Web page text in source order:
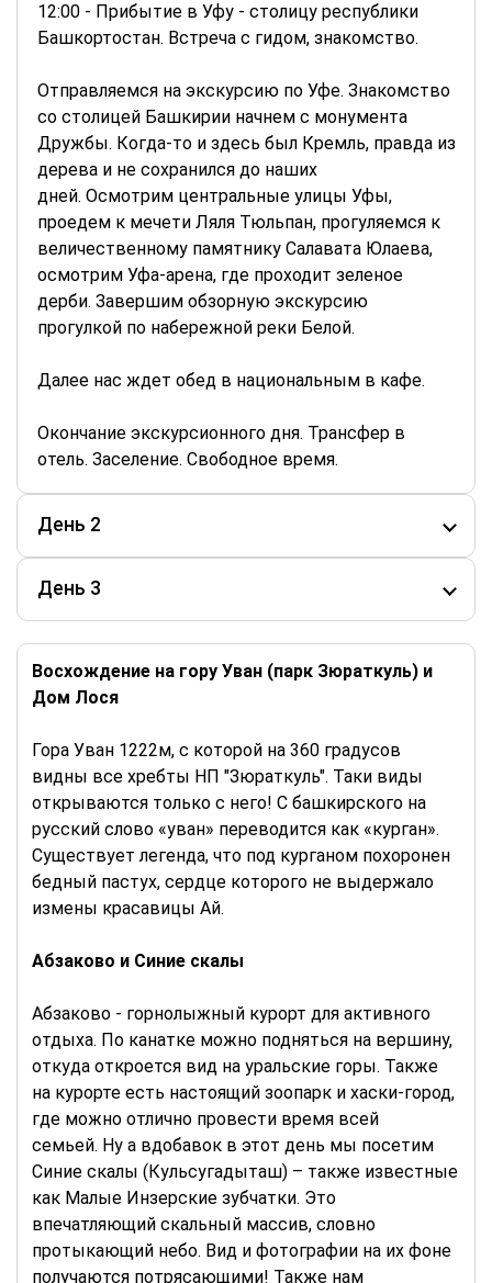
12:00 - Прибытие в Уфу - столицу республики
Башкортостан. Встреча с гидом, знакомство.
Отправляемся на экскурсию по Уфе. Знакомство
со столицей Башкирии начнем с монумента
Дружбы. Когда-то и здесь был Кремль, правда из
дерева и не сохранился до наших
дней. Осмотрим центральные улицы Уфы,
проедем к мечети Ляля Тюльпан, прогуляемся к
величественному памятнику Салавата Юлаева,
осмотрим Уфа-арена, где проходит зеленое
дерби. Завершим обзорную экскурсию
прогулкой по набережной реки Белой.
Далее нас ждет обед в национальным в кафе.
Окончание экскурсионного дня. Трансфер в
отель. Заселение. Свободное время.
День 2
День 3
Восхождение на гору Уван (парк Зюраткуль) и
Дом Лося
Гора Уван 1222м, с которой на 360 градусов
видны все хребты НП "Зюраткуль". Таки виды
открываются только с него! С башкирского на
русский слово «уван» переводится как «курган».
Существует легенда, что под курганом похоронен
бедный пастух, сердце которого не выдержало
измены красавицы Ай.
Абзаково и Синие скалы
Абзаково - горнолыжный курорт для активного
отдыха. По канатке можно подняться на вершину,
откуда откроется вид на уральские горы. Также
на курорте есть настоящий зоопарк и хаски-город,
где можно отлично провести время всей
семьей. Ну а вдобавок в этот день мы посетим
Синие скалы (Кульсугадыташ) – также известные
как Малые Инзерские зубчатки. Это
впечатляющий скальный массив, словно
протыкающий небо. Вид и фотографии на их фоне
получаются потрясающими! Также нам